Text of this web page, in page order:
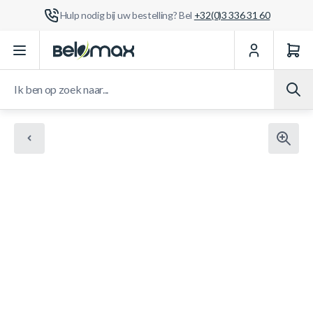
Hulp nodig bij uw bestelling? Bel +32(0)3 336 31 60
Ga naar de inhoud